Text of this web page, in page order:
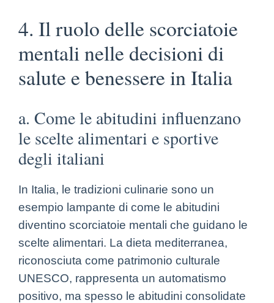
4. Il ruolo delle scorciatoie
mentali nelle decisioni di
salute e benessere in Italia
a. Come le abitudini influenzano
le scelte alimentari e sportive
degli italiani
In Italia, le tradizioni culinarie sono un
esempio lampante di come le abitudini
diventino scorciatoie mentali che guidano le
scelte alimentari. La dieta mediterranea,
riconosciuta come patrimonio culturale
UNESCO, rappresenta un automatismo
positivo, ma spesso le abitudini consolidate